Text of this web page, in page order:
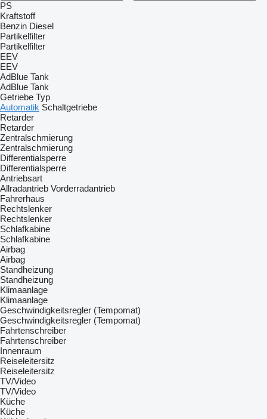
PS
Kraftstoff
Benzin Diesel
Partikelfilter
Partikelfilter
EEV
EEV
AdBlue Tank
AdBlue Tank
Getriebe Typ
Automatik Schaltgetriebe
Retarder
Retarder
Zentralschmierung
Zentralschmierung
Differentialsperre
Differentialsperre
Antriebsart
Allradantrieb Vorderradantrieb
Fahrerhaus
Rechtslenker
Rechtslenker
Schlafkabine
Schlafkabine
Airbag
Airbag
Standheizung
Standheizung
Klimaanlage
Klimaanlage
Geschwindigkeitsregler (Tempomat)
Geschwindigkeitsregler (Tempomat)
Fahrtenschreiber
Fahrtenschreiber
Innenraum
Reiseleitersitz
Reiseleitersitz
TV/Video
TV/Video
Küche
Küche